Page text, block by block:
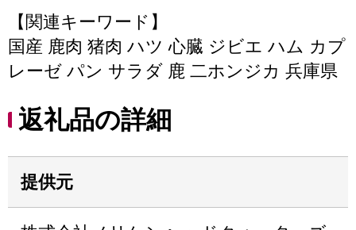
【関連キーワード】
国産 鹿肉 猪肉 ハツ 心臓 ジビエ ハム カプ
レーゼ パン サラダ 鹿 二ホンジカ 兵庫県
返礼品の詳細
提供元